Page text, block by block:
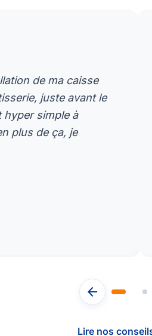
de ma caisse
juste avant le
hyper simple à
plus de ça, je
arrow_back
Lire nos